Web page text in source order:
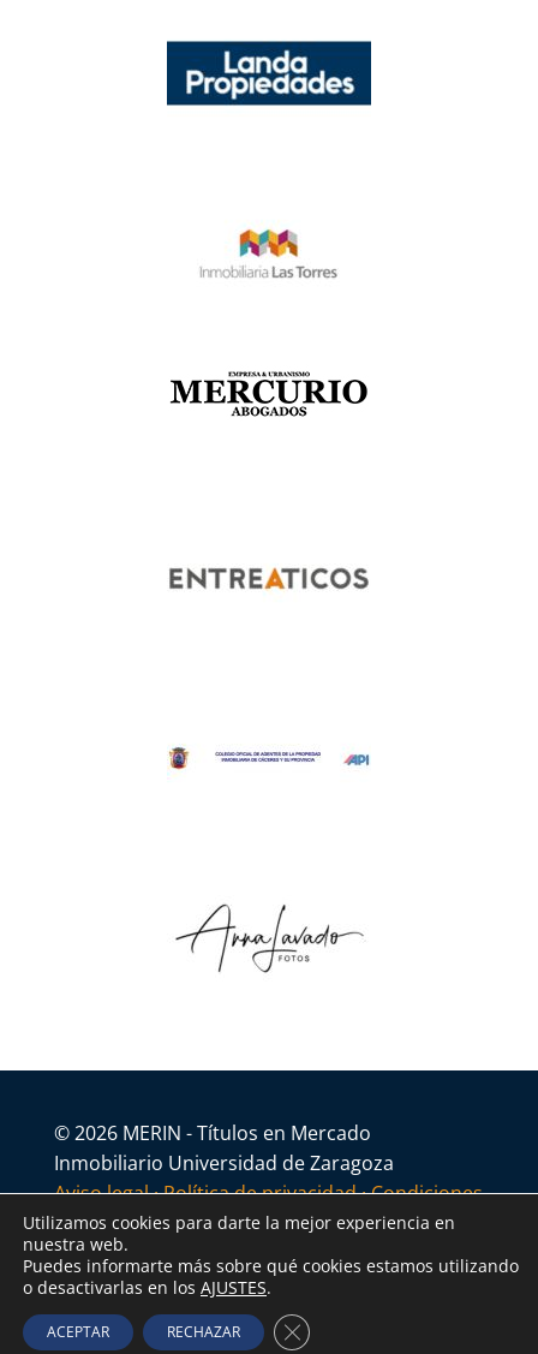
© 2026 MERIN - Títulos en Mercado
Inmobiliario Universidad de Zaragoza
Aviso legal·Política de privacidad·Condiciones
generales
Utilizamos cookies para darte la mejor experiencia en
nuestra web.
Puedes informarte más sobre qué cookies estamos utilizando
o desactivarlas en los AJUSTES.
ACEPTAR RECHAZAR Cerrar el banner de cookies